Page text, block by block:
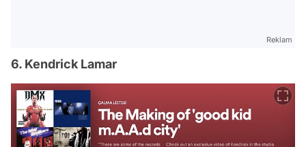
Reklam
6. Kendrick Lamar